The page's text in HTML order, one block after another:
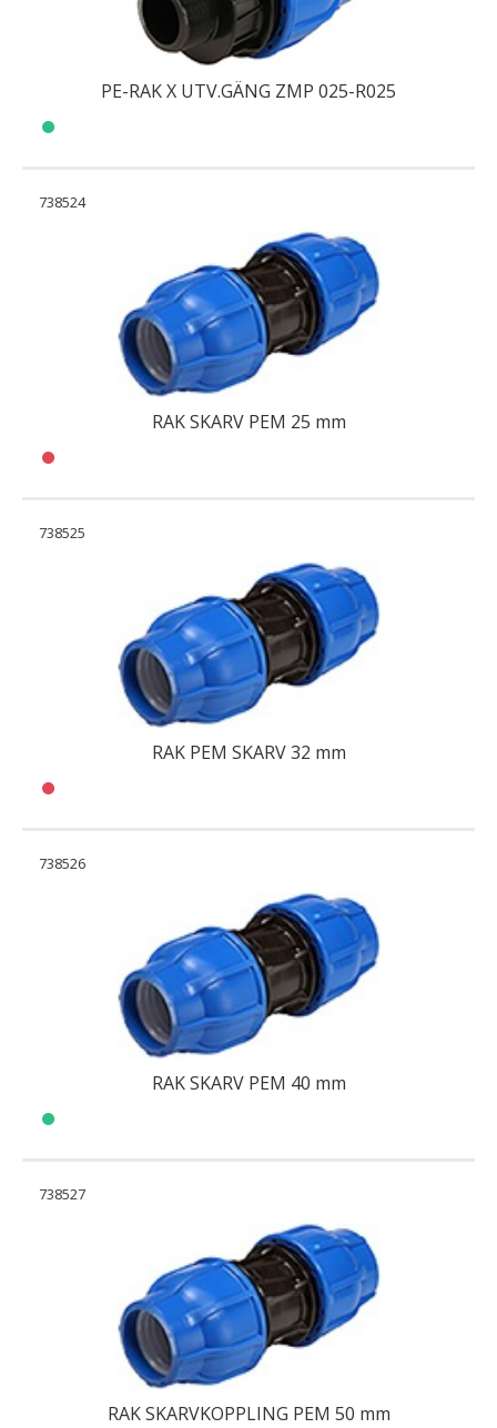
PE-RAK X UTV.GÄNG ZMP 025-R025
738524
RAK SKARV PEM 25 mm
738525
RAK PEM SKARV 32 mm
738526
RAK SKARV PEM 40 mm
738527
RAK SKARVKOPPLING PEM 50 mm